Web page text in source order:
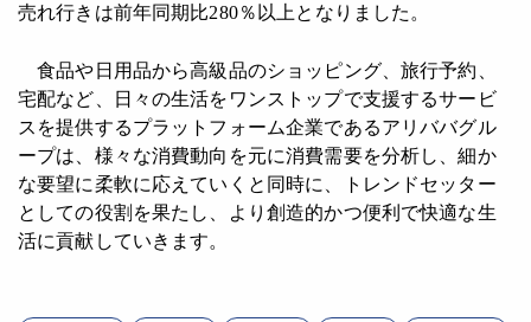
売れ行きは前年同期比280％以上となりました。
食品や日用品から高級品のショッピング、旅行予約、
宅配など、日々の生活をワンストップで支援するサービ
スを提供するプラットフォーム企業であるアリババグル
ープは、様々な消費動向を元に消費需要を分析し、細か
な要望に柔軟に応えていくと同時に、トレンドセッター
としての役割を果たし、より創造的かつ便利で快適な生
活に貢献していきます。